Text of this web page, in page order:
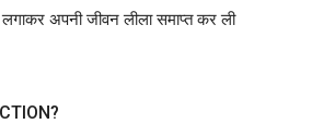
अपनी जीवन लीला समाप्त कर ली